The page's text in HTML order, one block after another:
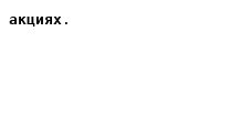
акциях .